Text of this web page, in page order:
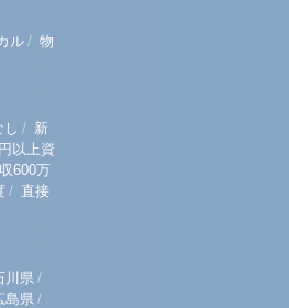
ル/ 物
/ 新
以上資
600万
/ 直接
川県 /
島県/